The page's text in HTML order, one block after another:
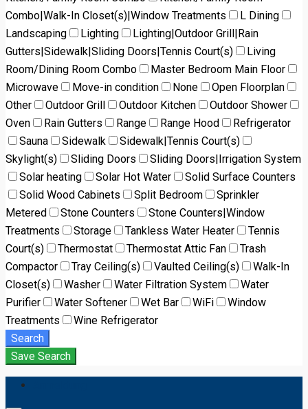
Combo|Walk-In Closet(s)|Window Treatments
L Dining
Landscaping
Lighting
Lighting|Outdoor Grill|Rain
Gutters|Sidewalk|Sliding Doors|Tennis Court(s)
Living
Room/Dining Room Combo
Master Bedroom Main Floor
Microwave
Move-in condition None
Open Floorplan
Other
Outdoor Grill Outdoor Kitchen
Outdoor Shower
Oven
Rain Gutters Range Range Hood
Refrigerator
Sauna
Sidewalk
Sidewalk|Tennis Court(s)
Skylight(s)
Sliding Doors
Sliding Doors|Irrigation System
Solar heating
Solar Hot Water
Solid Surface Counters
Solid Wood Cabinets
Split Bedroom
Sprinkler
Metered
Stone Counters
Stone Counters|Window
Treatments
Storage Tankless Water Heater
Tennis
Court(s)
Thermostat Thermostat Attic Fan
Trash
Compactor
Tray Ceiling(s) Vaulted Ceiling(s)
Walk-In
Closet(s)
Washer Water Filtration System
Water
Purifier
Water Softener Wet Bar WiFi
Window
Treatments
Wine Refrigerator
Search
Save Search